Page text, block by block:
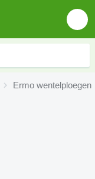
Ermo wentelploegen